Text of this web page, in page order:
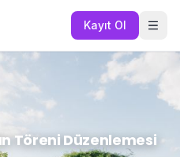
Kayıt Ol
Töreni Düzenlemesi